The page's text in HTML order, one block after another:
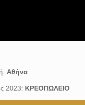
Αθήνα
2023: ΚΡΕΟΠΩΛΕΙΟ